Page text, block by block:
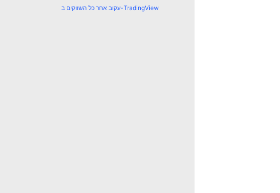
עקוב אחר כל השווקים ב-TradingView